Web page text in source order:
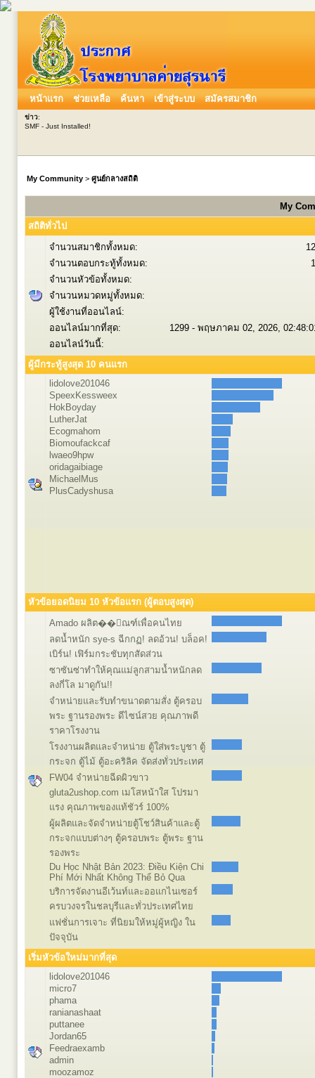
หน้าแรก ช่วยเหลือ ค้นหา เข้าสู่ระบบ สมัครสมาชิก
ข่าว:
SMF - Just Installed!
My Community > ศูนย์กลางสถิติ
My
สถิติทั่วไป
จำนวนสมาชิกทั้งหมด:
จำนวนตอบกระทู้ทั้งหมด:
จำนวนหัวข้อทั้งหมด:
จำนวนหมวดหมู่ทั้งหมด:
ผู้ใช้งานที่ออนไลน์:
ออนไลน์มากที่สุด:
1299 - พฤษภาคม 02, 2026,
ออนไลน์วันนี้:
ผู้มีกระทู้สูงสุด 10 คนแรก
lidolove201046
SpeexKessweex
HokBoyday
LutherJat
Ecogmahom
Biomoufackcaf
lwaeo9hpw
oridagaibiage
MichaelMus
PlusCadyshusa
หัวข้อยอดนิยม 10 หัวข้อแรก (ผู้ตอบสูงสุด)
Amado ผลิต��ัณฑ์เพื่อคนไทย
ลดน้ำหนัก sye-s ฉีกกฏ! ลดอ้วน! บล็อค!
เบิร์น! เฟิร์มกระชับทุกสัดส่วน
ซาซันซ่าทำให้คุณแม่ลูกสามน้ำหนักลด
ลงกี่โล มาดูกัน!!
จำหน่ายและรับทำขนาดตามสั่ง ตู้ครอบ
พระ ฐานรองพระ ดีไซน์สวย คุณภาพดี
ราคาโรงงาน
โรงงานผลิตและจำหน่าย ตู้ใส่พระบูชา ตู้
กระจก ตู้ไม้ ตู้อะคริลิค จัดส่งทั่วประเทศ
FW04 จำหน่ายฉีดผิวขาว
gluta2ushop.com เมโสหน้าใส โปรมา
แรง คุณภาพของแท้ชัวร์ 100%
ผู้ผลิตและจัดจำหน่ายตู้โชว์สินค้าและตู้
กระจกแบบต่างๆ ตู้ครอบพระ ตู้พระ ฐาน
รองพระ
Du Học Nhật Bản 2023: Điều Kiện Chi
Phí Mới Nhất Không Thể Bỏ Qua
บริการจัดงานอีเว้นท์และออแกไนเซอร์
ครบวงจรในชลบุรีและทั่วประเทศไทย
แฟชั่นการเจาะ ที่นิยมให้หมู่ผู้หญิง ใน
ปัจจุบัน
เริ่มหัวข้อใหม่มากที่สุด
lidolove201046
micro7
phama
ranianashaat
puttanee
Jordan65
Feedraexamb
admin
moozamoz